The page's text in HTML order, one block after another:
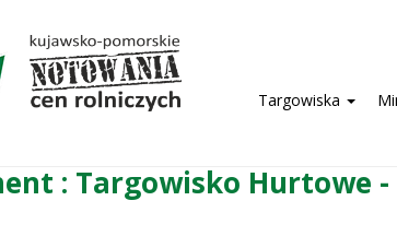
Targowiska
: Targowisko Hurtowe -